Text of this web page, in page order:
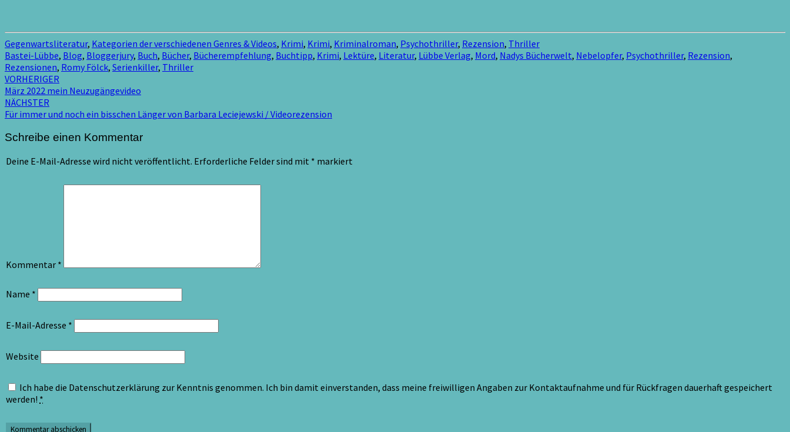
Gegenwartsliteratur, Kategorien der verschiedenen Genres & Videos, Krimi, Krimi, Kriminalroman, Psychothriller, Rezension, Thriller
Bastei-Lübbe, Blog, Bloggerjury, Buch, Bücher, Bücherempfehlung, Buchtipp, Krimi, Lektüre, Literatur, Lübbe Verlag, Mord, Nadys Bücherwelt, Nebelopfer, Psychothriller, Rezension,
Rezensionen, Romy Fölck, Serienkiller, Thriller
Beitragsnavigation
VORHERIGER
März 2022 mein Neuzugängevideo
NÄCHSTER
Für immer und noch ein bisschen Länger von Barbara Leciejewski / Videorezension
Schreibe einen Kommentar
Deine E-Mail-Adresse wird nicht veröffentlicht. Erforderliche Felder sind mit * markiert
Kommentar *
Name *
E-Mail-Adresse *
Website
Ich habe die Datenschutzerklärung zur Kenntnis genommen. Ich bin damit einverstanden, dass meine freiwilligen Angaben zur Kontaktaufnahme und für Rückfragen dauerhaft gespeichert
werden! *